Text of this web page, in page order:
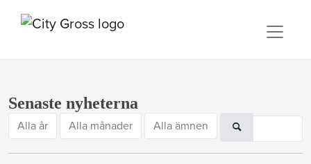
Senaste nyheterna
Alla år Alla månader Alla ämnen